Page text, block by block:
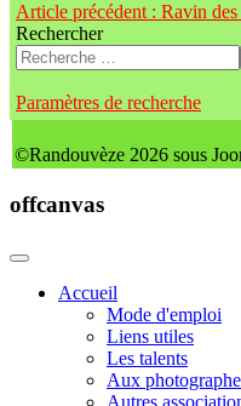
Article précédent : Ravin
Rechercher
Paramètres de recherche
©Randouvèze 2026 sous
offcanvas
Accueil
Mode d'emploi
Liens utiles
Les talents
Aux
Autres